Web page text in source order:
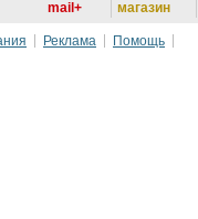
mail+
магазин
Реклама
Помощь